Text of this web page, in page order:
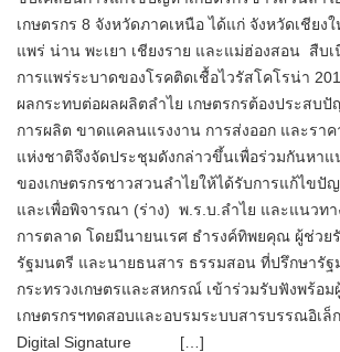
เกษตรกร 8 จังหวัดภาคเหนือ ได้แก่ จังหวัดเชียง
แพร่ น่าน พะเยา เชียงราย และแม่ฮ่องสอน สืบ
การแพร่ระบาดของโรคติดเชื้อไวรัสโคโรน่า
ผลกระทบต่อผลผลิตลำไย เกษตรกรต้องประสบ
การผลิต ขาดแคลนแรงงาน การส่งออก และราค
แห่งชาติจึงจัดประชุมดังกล่าวขึ้นเพื่อร่วมกันหา
ของเกษตรกรชาวสวนลำไยให้ได้รับการแก้ไขปั
และเพื่อพิจารณา (ร่าง) พ.ร.บ.ลำไย และแนวท
การตลาด โดยมีนายนเรศ ธำรงค์ทิพยคุณ ผู้ช่วย
รัฐมนตรี และนายธนสาร ธรรมสอน ที่ปรึกษารัฐ
กระทรวงเกษตรและสหกรณ์ เข้าร่วมรับฟังพร้อ
เกษตรกรฯทดสอบและอบรมระบบสารบรรณอิเล็
Digital Signature […]